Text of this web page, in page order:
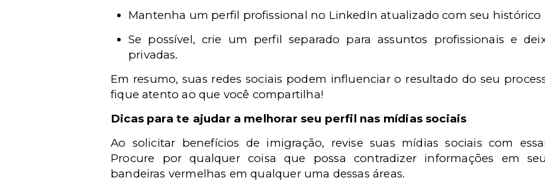
Mantenha um perfil profissional no LinkedIn atualizado com seu histórico
Se possível, crie um perfil separado para assuntos profissionais e
privadas.
Em resumo, suas redes sociais podem influenciar o resultado do seu
fique atento ao que você compartilha!
Dicas para te ajudar a melhorar seu perfil nas mídias sociais
Ao solicitar benefícios de imigração, revise suas mídias sociais com
Procure por qualquer coisa que possa contradizer informações em
bandeiras vermelhas em qualquer uma dessas áreas.